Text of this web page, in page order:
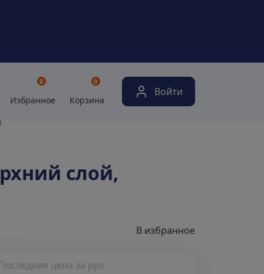
Избранное
0
Корзина
0
Войти
слой,
В избранное
цена за рул